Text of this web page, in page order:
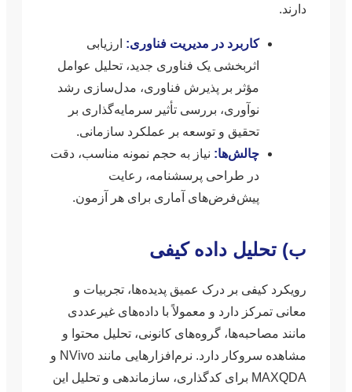
دارند.
کاربرد در مدیریت فناوری: ارزیابی
اثربخشی یک فناوری جدید، تحلیل عوامل
مؤثر بر پذیرش فناوری، مدل‌سازی رشد
نوآوری، بررسی تأثیر سرمایه‌گذاری بر
تحقیق و توسعه بر عملکرد سازمانی.
چالش‌ها: نیاز به حجم نمونه مناسب، دقت
در طراحی پرسشنامه، رعایت
پیش‌فرض‌های آماری برای هر آزمون.
ب) تحلیل داده کیفی
رویکرد کیفی بر درک عمیق پدیده‌ها، تجربیات و
معانی تمرکز دارد و معمولاً با داده‌های غیرعددی
مانند مصاحبه‌ها، گروه‌های کانونی، تحلیل محتوا و
مشاهده سروکار دارد. نرم‌افزارهایی مانند NVivo و
MAXQDA برای کدگذاری، سازماندهی و تحلیل این